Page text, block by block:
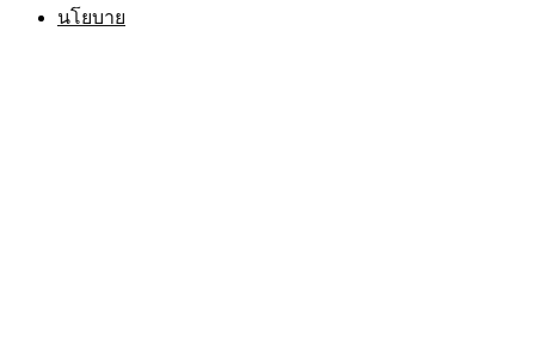
นโยบาย